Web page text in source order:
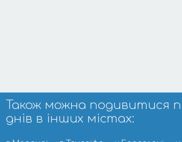
Також можна подивитися
днів в інших містах: